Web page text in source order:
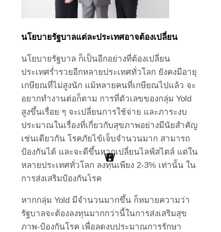
นโยบายรัฐบาลแต่ละประเทศอาจต้องเปลี่ยน
นโยบายรัฐบาล ก็เป็นอีกอย่างที่ต้องเปลี่ยน
ประเทศร่ำรวยอีกหลายประเทศทั่วโลก ยังคงมีอายุ
เกษียณที่ไม่สูงนัก แม้หลายคนที่เกษียณไปแล้ว จะ
อยากทำงานต่อก็ตาม การที่ตัวเลขของกลุ่ม Yold
สูงขึ้นเรื่อย ๆ จะเปลี่ยนการใช้จ่าย และภาระงบ
ประมาณในเรื่องที่เกี่ยวกับสุขภาพอย่างมีนัยสำคัญ
เช่นเดียวกัน โรคภัยไข้เจ็บจำนวนมาก สามารถ
ป้องกันได้ และจะดีขึ้นหากเปลี่ยนไลฟ์สไตล์ แต่ใน
หลายประเทศทั่วโลก ลงทุนเพียง 2-3% เท่านั้น ใน
การส่งเสริมป้องกันโรค
หากกลุ่ม Yold มีจำนวนมากขึ้น ก็หมายความว่า
รัฐบาลจะต้องลงทุนมากกว่านี้ในการส่งเสริมสุข
ภาพ-ป้องกันโรค เพื่อลดงบประมาณการรักษา
H
B
S
L
P
Point Of View
W
Work Clinic